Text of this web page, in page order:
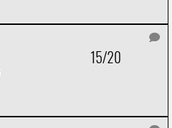
15/20